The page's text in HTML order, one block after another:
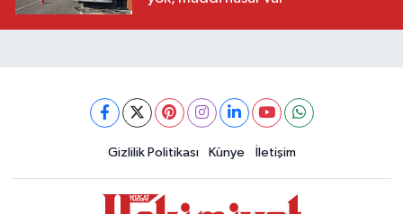
Gizlilik Politikası Künye İletişim